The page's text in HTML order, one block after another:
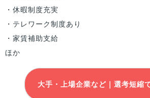
・休暇制度充実
・テレワーク制度あり
・家賃補助支給
ほか
大手・上場企業など｜選考短縮